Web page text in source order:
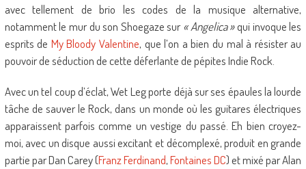
avec tellement de brio les codes de la musique alternative,
notamment le mur du son Shoegaze sur« Angelica »qui invoque les
esprits de My Bloody Valentine, que l’on a bien du mal à résister au
pouvoir de séduction de cette déferlante de pépites Indie Rock.
Avec un tel coup d’éclat, Wet Leg porte déjà sur ses épaules la lourde
tâche de sauver le Rock, dans un monde où les guitares électriques
apparaissent parfois comme un vestige du passé. Eh bien croyez-
moi, avec un disque aussi excitant et décomplexé, produit en grande
partie par Dan Carey (Franz Ferdinand,Fontaines DC) et mixé par Alan